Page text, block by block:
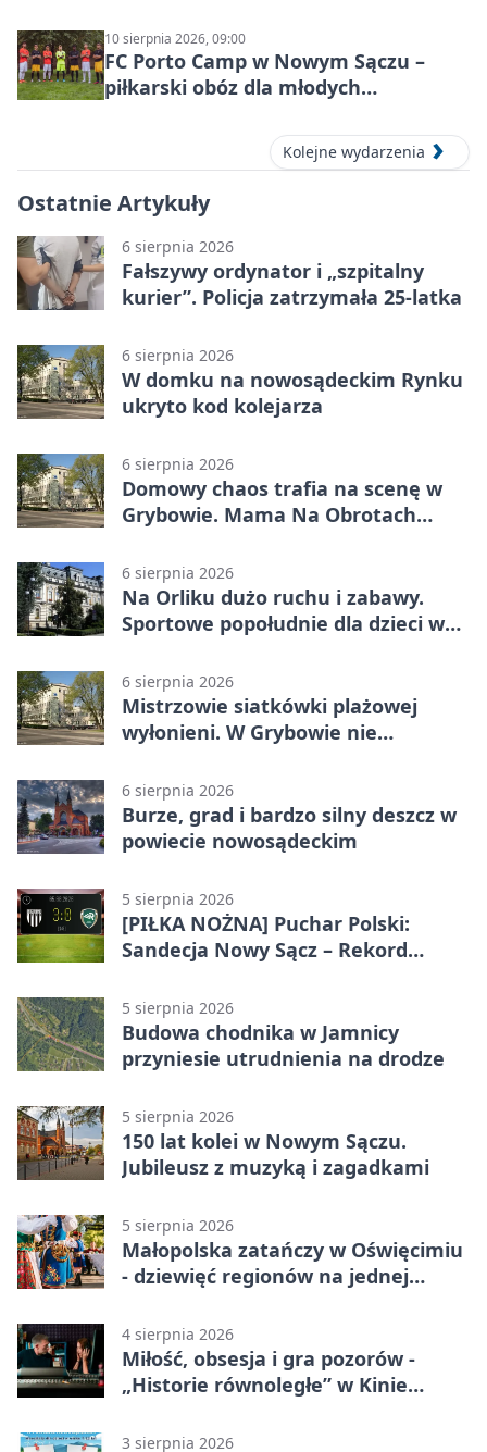
10 sierpnia 2026, 09:00
FC Porto Camp w Nowym Sączu –
piłkarski obóz dla młodych
Kolejne wydarzenia
Ostatnie Artykuły
6 sierpnia 2026
Fałszywy ordynator i „szpitalny
kurier”. Policja zatrzymała 25-latka
6 sierpnia 2026
W domku na nowosądeckim Rynku
ukryto kod kolejarza
6 sierpnia 2026
Domowy chaos trafia na scenę w
Grybowie. Mama Na Obrotach
6 sierpnia 2026
Na Orliku dużo ruchu i zabawy.
Sportowe popołudnie dla dzieci w
6 sierpnia 2026
Mistrzowie siatkówki plażowej
wyłonieni. W Grybowie nie
6 sierpnia 2026
Burze, grad i bardzo silny deszcz w
powiecie nowosądeckim
5 sierpnia 2026
[PIŁKA NOŻNA] Puchar Polski:
Sandecja Nowy Sącz – Rekord
5 sierpnia 2026
Budowa chodnika w Jamnicy
przyniesie utrudnienia na drodze
5 sierpnia 2026
150 lat kolei w Nowym Sączu.
Jubileusz z muzyką i zagadkami
5 sierpnia 2026
Małopolska zatańczy w Oświęcimiu
- dziewięć regionów na jednej
4 sierpnia 2026
Miłość, obsesja i gra pozorów -
„Historie równoległe” w Kinie
3 sierpnia 2026